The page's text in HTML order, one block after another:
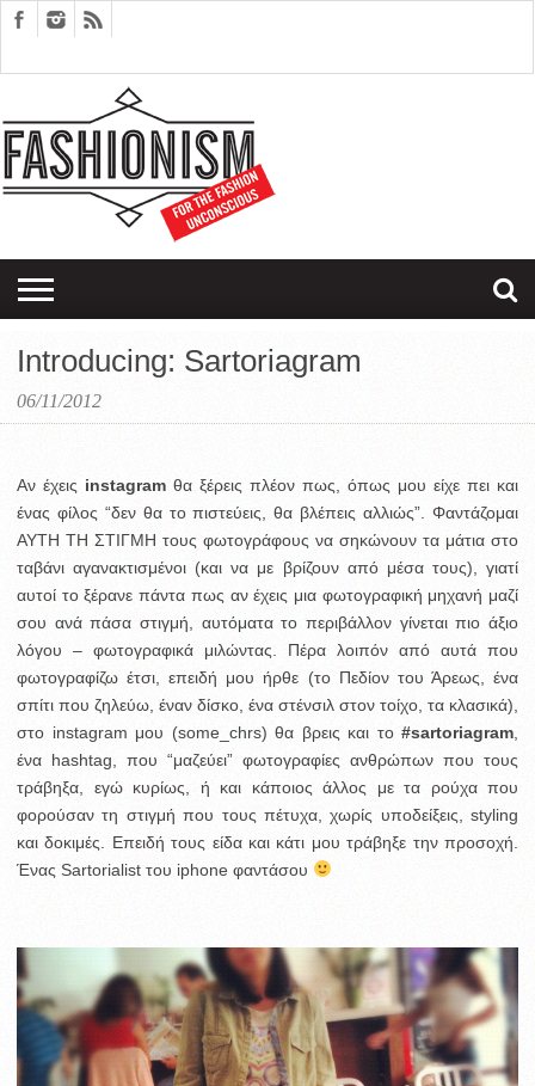
EDITORIALS
COUPLES
THERAPY
SARTORIAGRAM
Introducing: Sartoriagram
06/11/2012
Αν έχεις instagram θα ξέρεις πλέον πως, όπως μου είχε πει και
ένας φίλος “δεν θα το πιστεύεις, θα βλέπεις αλλιώς”. Φαντάζομαι
ΑΥΤΗ ΤΗ ΣΤΙΓΜΗ τους φωτογράφους να σηκώνουν τα μάτια στο
ταβάνι αγανακτισμένοι (και να με βρίζουν από μέσα τους), γιατί
αυτοί το ξέρανε πάντα πως αν έχεις μια φωτογραφική μηχανή μαζί
σου ανά πάσα στιγμή, αυτόματα το περιβάλλον γίνεται πιο άξιο
λόγου – φωτογραφικά μιλώντας. Πέρα λοιπόν από αυτά που
φωτογραφίζω έτσι, επειδή μου ήρθε (το Πεδίον του Άρεως, ένα
σπίτι που ζηλεύω, έναν δίσκο, ένα στένσιλ στον τοίχο, τα κλασικά),
στο instagram μου (some_chrs) θα βρεις και το #sartoriagram
ένα hashtag, που “μαζεύει” φωτογραφίες ανθρώπων που τους
τράβηξα, εγώ κυρίως, ή και κάποιος άλλος με τα ρούχα που
φορούσαν τη στιγμή που τους πέτυχα, χωρίς υποδείξεις, styling
και δοκιμές. Επειδή τους είδα και κάτι μου τράβηξε την προσοχή.
Ένας Sartorialist του iphone φαντάσου